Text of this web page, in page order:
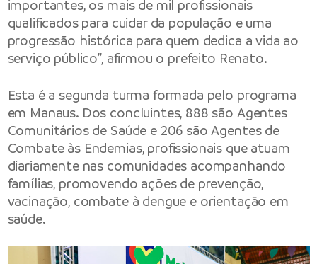
importantes, os mais de mil profissionais
qualificados para cuidar da população e uma
progressão histórica para quem dedica a vida ao
serviço público”, afirmou o prefeito Renato.
Esta é a segunda turma formada pelo programa
em Manaus. Dos concluintes, 888 são Agentes
Comunitários de Saúde e 206 são Agentes de
Combate às Endemias, profissionais que atuam
diariamente nas comunidades acompanhando
famílias, promovendo ações de prevenção,
vacinação, combate à dengue e orientação em
saúde.